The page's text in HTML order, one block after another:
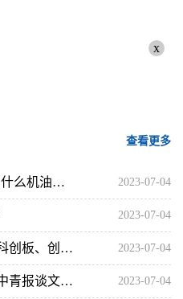
x
查看更多
ea211用什么机油（ea211用什么机油合适）|新要闻 2023-07-04
2023-07-04
上市板块选择增多 上半年科创板、创业板IPO受理数量同比减少 热议 2023-07-04
全球今热点：社交失语症 中青报谈文字失语症 基本情况讲解 2023-07-04